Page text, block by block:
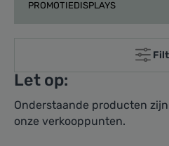
PROMOTIEDISPLAYS
Let op:
Onderstaande producten
onze verkooppunten.